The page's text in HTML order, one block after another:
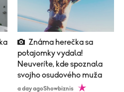
potajomky vydala!
Neuveríte, kde spoznala
svojho osudového muža
a day agoShowbiznis